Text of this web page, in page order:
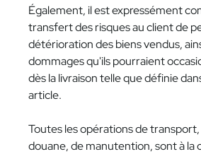
Également, il est expressément
transfert des risques au client de
détérioration des biens vendus,
dommages qu'ils pourraient
dès la livraison telle que définie
article.
Toutes les opérations de
douane, de manutention, sont à la